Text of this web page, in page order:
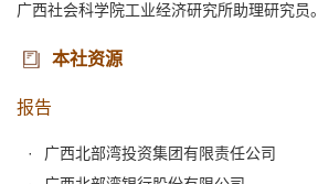
广西社会科学院工业经济研究所助理研究员。
本社资源
报告
广西北部湾投资集团有限责任公司